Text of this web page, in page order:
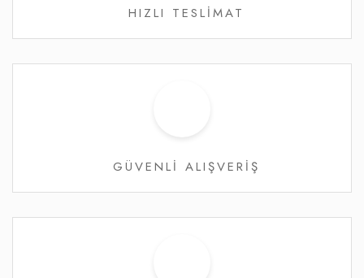
HIZLI TESLİMAT
GÜVENLİ ALIŞVERİŞ